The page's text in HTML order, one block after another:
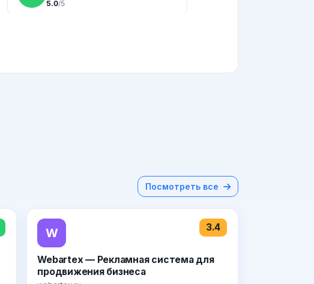
Посмотреть все
W 3.4
Webartex — Рекламная система для
продвижения бизнеса